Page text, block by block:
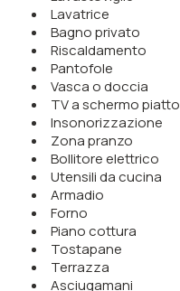
Lavatrice
Bagno privato
Riscaldamento
Pantofole
Vasca o doccia
TV a schermo piatto
Insonorizzazione
Zona pranzo
Bollitore elettrico
Utensili da cucina
Armadio
Forno
Piano cottura
Tostapane
Terrazza
Asciugamani